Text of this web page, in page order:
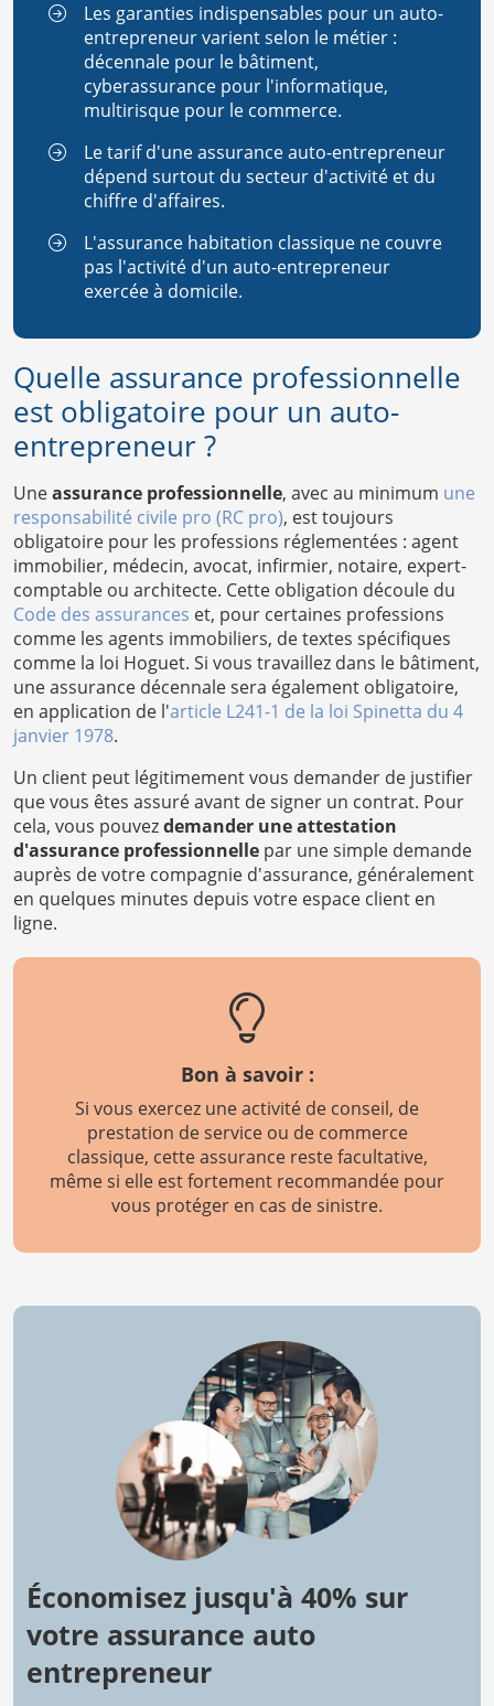
Les garanties indispensables pour un auto-
entrepreneur varient selon le métier :
décennale pour le bâtiment,
cyberassurance pour l'informatique,
multirisque pour le commerce.
Le tarif d'une assurance auto-entrepreneur
dépend surtout du secteur d'activité et du
chiffre d'affaires.
L'assurance habitation classique ne couvre
pas l'activité d'un auto-entrepreneur
exercée à domicile.
Quelle assurance professionnelle
est obligatoire pour un auto-
entrepreneur ?
Uneassurance professionnelle, avec au minimum une
responsabilité civile pro (RC pro), est toujours
obligatoire pour les professions réglementées : agent
immobilier, médecin, avocat, infirmier, notaire, expert-
comptable ou architecte. Cette obligation découle du
Code des assurances et, pour certaines professions
comme les agents immobiliers, de textes spécifiques
comme la loi Hoguet. Si vous travaillez dans le bâtiment,
une assurance décennale sera également obligatoire,
en application de l'article L241-1 de la loi Spinetta du 4
janvier 1978.
Un client peut légitimement vous demander de justifier
que vous êtes assuré avant de signer un contrat. Pour
cela, vous pouvezdemander une attestation
d'assurance professionnelle par une simple demande
auprès de votre compagnie d'assurance, généralement
en quelques minutes depuis votre espace client en
ligne.
Bon à savoir :
Si vous exercez une activité de conseil, de
prestation de service ou de commerce
classique, cette assurance reste facultative,
même si elle est fortement recommandée pour
vous protéger en cas de sinistre.
Économisez jusqu'à 40% sur
votre assurance auto
entrepreneur